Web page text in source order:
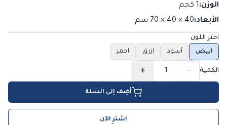
الوزن:1 كجم
الأبعاد:
40 × 40 × 70 سم
اختر اللون
ابيض
أسود ازرق احمر
الكمية −
+
أضِف إلى السلة
اشترِ الآن